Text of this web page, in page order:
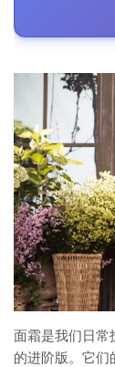
面霜是我们日常
的进阶版。它们